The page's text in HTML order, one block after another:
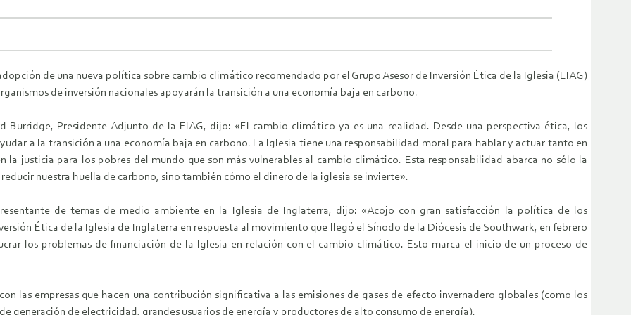
de una nueva política sobre cambio climático recomendado por el Grupo Asesor de Inversión Ética de la Iglesia (EIAG)
de inversión nacionales apoyarán la transición a una economía baja en carbono.
Burridge, Presidente Adjunto de la EIAG, dijo: «El cambio climático ya es una realidad. Desde una perspectiva ética, los
a la transición a una economía baja en carbono. La Iglesia tiene una responsabilidad moral para hablar y actuar tanto en
la justicia para los pobres del mundo que son más vulnerables al cambio climático. Esta responsabilidad abarca no sólo la
nuestra huella de carbono, sino también cómo el dinero de la iglesia se invierte».
de temas de medio ambiente en la Iglesia de Inglaterra, dijo: «Acojo con gran satisfacción la política de los
Ética de la Iglesia de Inglaterra en respuesta al movimiento que llegó el Sínodo de la Diócesis de Southwark, en febrero
los problemas de financiación de la Iglesia en relación con el cambio climático. Esto marca el inicio de un proceso de
las empresas que hacen una contribución significativa a las emisiones de gases de efecto invernadero globales (como los
generación de electricidad, grandes usuarios de energía y productores de alto consumo de energía).